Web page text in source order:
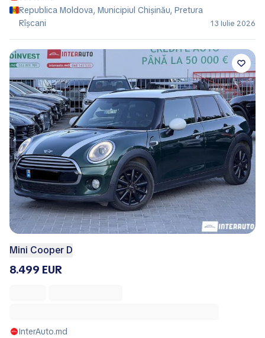
Republica Moldova, Municipiul Chișinău, Pretura
Rîşcani
13 Iulie 2026
Mini Cooper D
8.499 EUR
InterAuto.md